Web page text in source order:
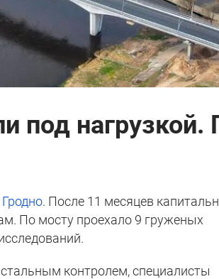
под нагрузкой.
. После 11 месяцев
По мосту проехало 9 груженых
контролем, специалисты